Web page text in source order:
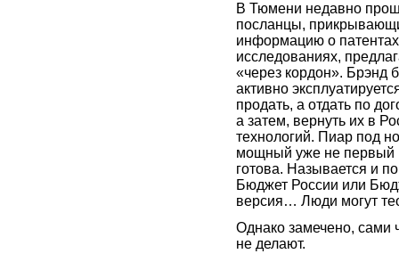
В Тюмени недавно
посланцы,
информацию о
исследованиях,
«через кордон». Брэнд
активно
продать, а отдать по
а затем, вернуть их в
технологий. Пиар под
мощный уже не первый
готова. Называется и
Бюджет России или
версия… Люди могут
Однако замечено, сами
не делают.